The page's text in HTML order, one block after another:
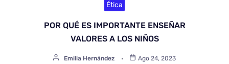
Ética
POR QUÉ ES IMPORTANTE ENSEÑAR
VALORES A LOS NIÑOS
Emilia Hernández Ago 24, 2023